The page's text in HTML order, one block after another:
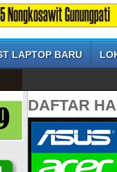
LAPTOP BARU
DAFTAR